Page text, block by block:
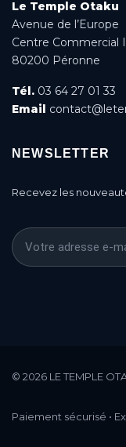
Module
Le Temple Otaku
Avenue de l’Europe
Centre Commercial
80200 Péronne
Tél. 03 64 27 01 33
Email
NEWSLETTER
Recevez les
© 2026 LE TEMPLE
Paiement sécurisé •